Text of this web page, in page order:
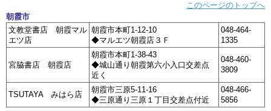
このページのトップへ
朝霞市
文教堂書店 朝霞マル
エツ店
朝霞市本町1-12-10
◆マルエツ朝霞店３Ｆ
048-464-
1335
宮脇書店 朝霞店
朝霞市本町1-38-43
◆城山通り朝霞第六小入口交差点
近く
048-460-
3809
TSUTAYA みはら店
朝霞市三原5-11-16
◆三原通り三原１丁目交差点付近
048-466-
5856